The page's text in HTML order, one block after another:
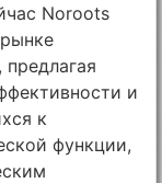
Noroots
и
к
функции,